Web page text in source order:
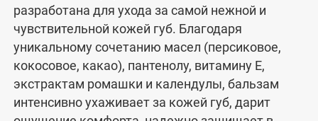
разработана для ухода за самой нежной и
чувствительной кожей губ. Благодаря
уникальному сочетанию масел (персиковое,
кокосовое, какао), пантенолу, витамину Е,
экстрактам ромашки и календулы, бальзам
интенсивно ухаживает за кожей губ, дарит